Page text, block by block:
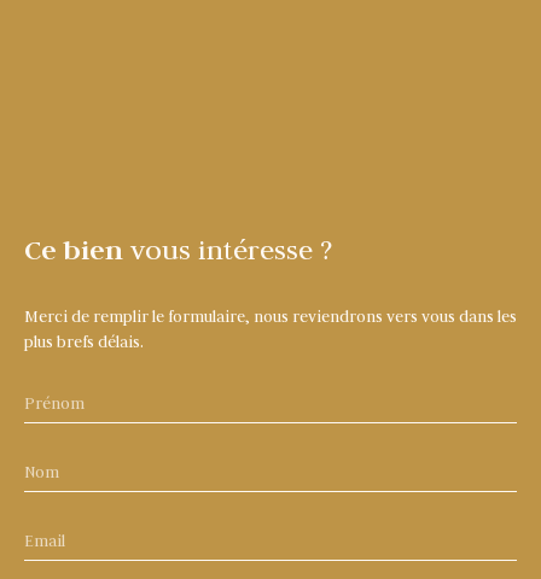
Ce bien vous intéresse ?
Merci de remplir le formulaire, nous reviendrons vers vous dans les
plus brefs délais.
Prénom
Nom
Email